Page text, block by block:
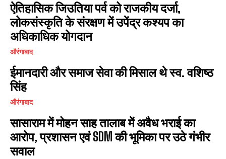
ऐतिहासिक जिउतिया पर्व को राजकीय दर्जा,
लोकसंस्कृति के संरक्षण में उपेंद्र कश्यप का
अधिकाधिक योगदान
औरंगाबाद
ईमानदारी और समाज सेवा की मिसाल थे स्व. वशिष्ठ
सिंह
औरंगाबाद
सासाराम में मोहन साह तालाब में अवैध भराई का
आरोप, प्रशासन एवं SDM की भूमिका पर उठे गंभीर
सवाल